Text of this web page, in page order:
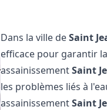
Dans la ville deSaint
efficace pour garantir
assainissementSaint
les problèmes liés à
assainissementSaint